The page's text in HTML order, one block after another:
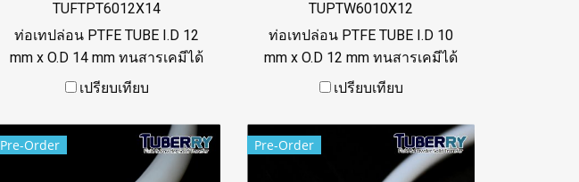
TUFTPT6012X14
ท่อเทปล่อน PTFE TUBE I.D 12
mm x O.D 14 mm ทนสารเคมีได้
อย่างดีเยี่ยม ทนความร้อนสูงสุด
ฟู้ดเกรด FDA ทน UV แสงแดด
และสภาพแวดล้อมได้ดี Tel:
022577145 / 0926568846 LINE
เปรียบเทียบ
TUPTW6010X12
ท่อเทปล่อน PTFE TUBE I.D 10
mm x O.D 12 mm ทนสารเคมีได้
อย่างดีเยี่ยม ทนความร้อนสูงสุด
ฟู้ดเกรด FDA ทน UV แสงแดด
และสภาพแวดล้อมได้ดี Tel:
022577145 / 0926568846 LINE
เปรียบเทียบ
Pre-Order Pre-Order